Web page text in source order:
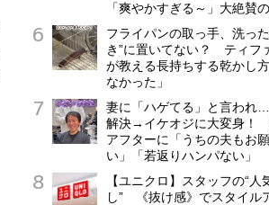
「爽やかすぎる～」大絶賛
フライパンの取っ手、洗っ
き”に置いてない？ ティフ
が教える長持ちする乾かし
なかった」
妻に「ハゲてる」と言われ
解決→イケオジに大変身！
アフターに「うちの夫もお
い」「若返りハンパない」
【ユニクロ】スタッフの“人
し” 《抜け感》でスタイル